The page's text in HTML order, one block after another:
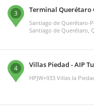
3 Terminal Querétaro
Santiago de Querétaro-
Santiago de Querétaro,
4 Villas Piedad - AIP
HPJW+933 Villas la